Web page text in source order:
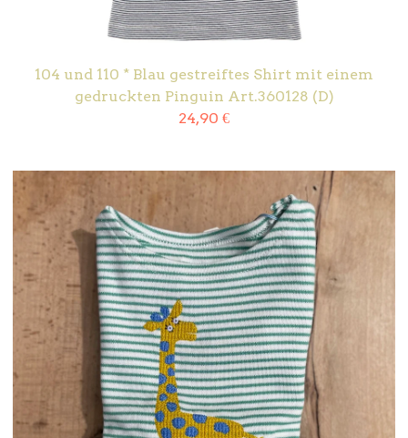
104 und 110 * Blau gestreiftes Shirt mit einem
gedruckten Pinguin Art.360128 (D)
24,90 €